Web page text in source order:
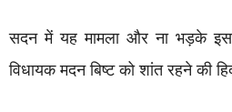
सदन में यह मामला और ना भड़के
विधायक मदन बिष्ट को शांत रहने की